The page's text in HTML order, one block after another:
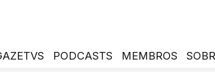
PODCASTS MEMBROS